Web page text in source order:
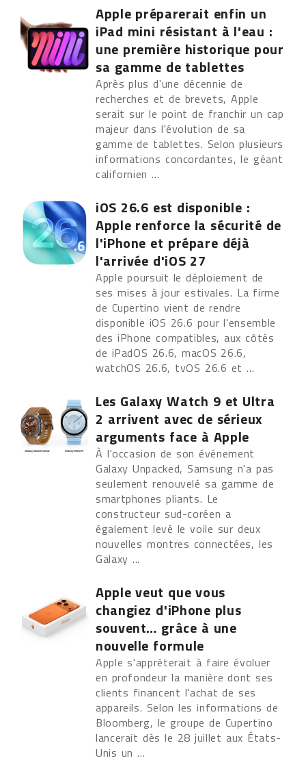
Apple préparerait enfin un
iPad mini résistant à l'eau :
une première historique pour
sa gamme de tablettes
Après plus d'une décennie de
recherches et de brevets, Apple
serait sur le point de franchir un cap
majeur dans l'évolution de sa
gamme de tablettes. Selon plusieurs
informations concordantes, le géant
californien ...
iOS 26.6 est disponible :
Apple renforce la sécurité de
l'iPhone et prépare déjà
l'arrivée d'iOS 27
Apple poursuit le déploiement de
ses mises à jour estivales. La firme
de Cupertino vient de rendre
disponible iOS 26.6 pour l'ensemble
des iPhone compatibles, aux côtés
de iPadOS 26.6, macOS 26.6,
watchOS 26.6, tvOS 26.6 et ...
Les Galaxy Watch 9 et Ultra
2 arrivent avec de sérieux
arguments face à Apple
À l'occasion de son événement
Galaxy Unpacked, Samsung n'a pas
seulement renouvelé sa gamme de
smartphones pliants. Le
constructeur sud-coréen a
également levé le voile sur deux
nouvelles montres connectées, les
Galaxy ...
Apple veut que vous
changiez d'iPhone plus
souvent… grâce à une
nouvelle formule
Apple s'apprêterait à faire évoluer
en profondeur la manière dont ses
clients financent l'achat de ses
appareils. Selon les informations de
Bloomberg, le groupe de Cupertino
lancerait dès le 28 juillet aux États-
Unis un ...